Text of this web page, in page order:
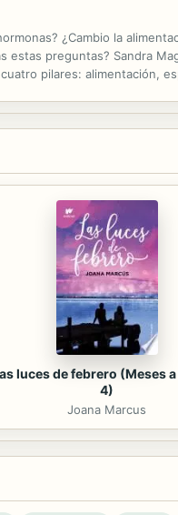
¿Cambio la
estas preguntas? Sandra
pilares: alimentación,
luces de febrero (Meses
4)
Joana Marcus